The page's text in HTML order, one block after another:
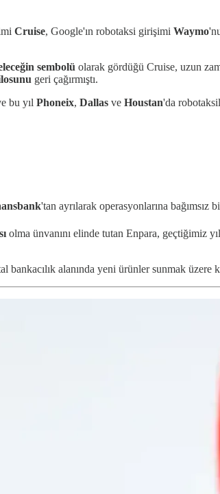
Cruise, Google'ın robotaksi girişimi Waymo
sembolü olarak gördüğü Cruise, uzun
geri çağırmıştı.
bu yıl Phoneix, Dallas ve Houstan'da
'tan ayrılarak operasyonlarına bağımsız
olma ünvanını elinde tutan Enpara, geçtiğimiz
bankacılık alanında yeni ürünler sunmak üzere